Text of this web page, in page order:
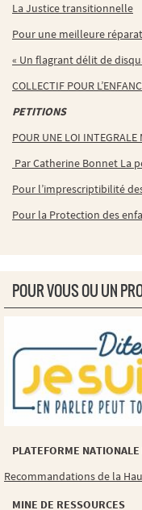
La Justice transitionnelle
Pour une meilleure
« Un flagrant délit de
COLLECTIF POUR
PETITIONS
POUR UNE LOI INTEGRALE
Par Catherine Bonnet La
Pour l’imprescriptibilité
Pour la Protection des
POUR VOUS OU UN
PLATEFORME
Recommandations de la
MINE DE RESSOURCES